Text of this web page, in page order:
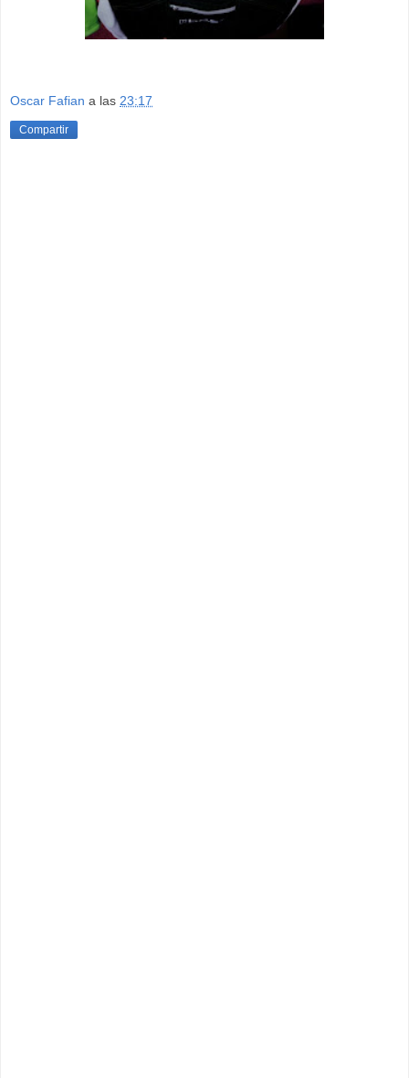
Oscar Fafian a las 23:17
Compartir